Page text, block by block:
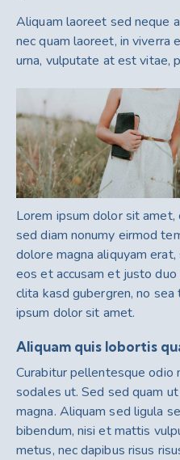
Aliquam laoreet sed neque
nec quam laoreet, in viverra
urna, vulputate at est vitae,
Lorem ipsum dolor sit
sed diam nonumy eirmod
dolore magna aliquyam
eos et accusam et justo
clita kasd gubergren, no
ipsum dolor sit amet.
Aliquam quis lobortis
Curabitur pellentesque odio
sodales ut. Sed sed quam
magna. Aliquam sed ligula
bibendum, nisi et mattis
metus, nec dapibus risus